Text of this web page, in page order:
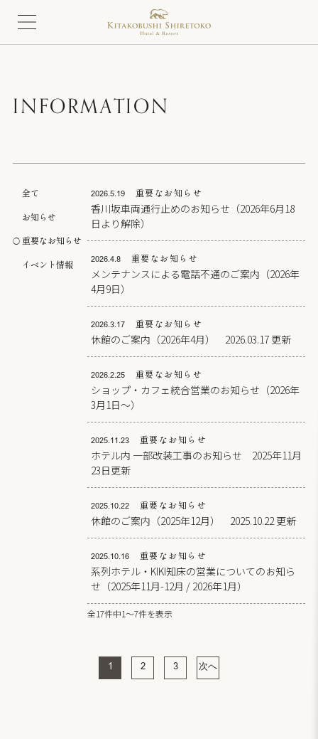
INFORMATION
全て
お知らせ
重要なお知らせ
イベント情報
2026.5.19 重要なお知らせ
香川坂車両通行止めのお知らせ（2026年6月18
日より解除）
2026.4.8 重要なお知らせ
メンテナンスによる電話不通のご案内（2026年
4月9日）
2026.3.17 重要なお知らせ
休館のご案内（2026年4月） 2026.03.17 更新
2026.2.25 重要なお知らせ
ショップ・カフェ統合営業のお知らせ（2026年
3月1日～）
2025.11.23 重要なお知らせ
ホテル内 一部改装工事のお知らせ 2025年11月
23日更新
2025.10.22 重要なお知らせ
休館のご案内（2025年12月） 2025.10.22 更新
2025.10.16 重要なお知らせ
系列ホテル・KIKI知床の営業についてのお知ら
せ（2025年11月-12月 / 2026年1月）
全17件中1～7件を表示
1 2 3 次へ